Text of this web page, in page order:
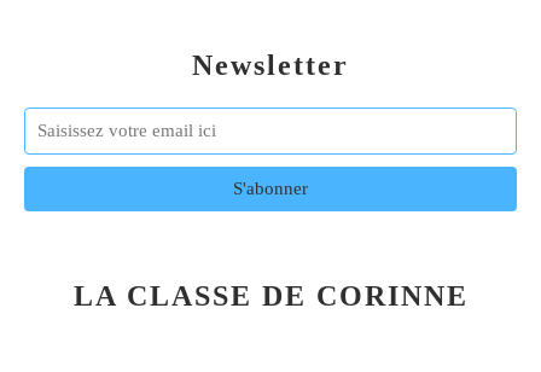
Newsletter
LA CLASSE DE CORINNE